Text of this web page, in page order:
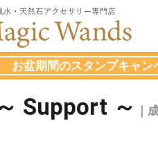
お盆期間のスタンプキャン
Support ～ ｜